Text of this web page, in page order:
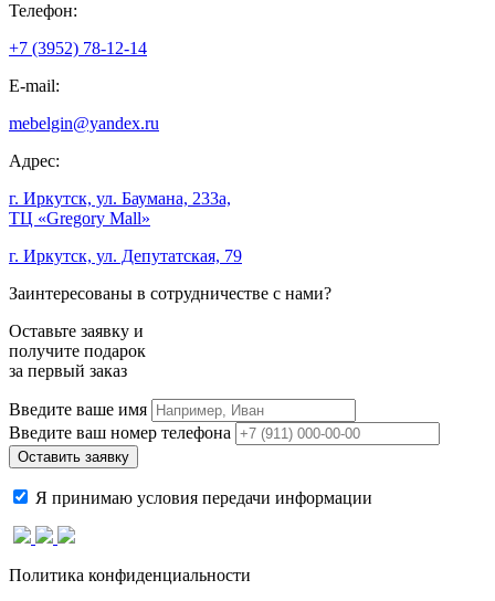
Телефон:
+7 (3952) 78-12-14
E-mail:
mebelgin@yandex.ru
Адрес:
г. Иркутск, ул. Баумана, 233а,
ТЦ «Gregory Mall»
г. Иркутск, ул. Депутатская, 79
Заинтересованы в сотрудничестве с нами?
Оставьте заявку и
получите подарок
за первый заказ
Введите ваше имя
Введите ваш номер телефона
Я принимаю условия передачи информации
Политика конфиденциальности